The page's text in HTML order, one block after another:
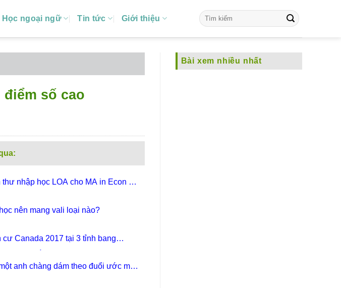
Học ngoại ngữ Tin tức Giới thiệu
số cao
thư nhập học LOA cho MA in Econ ở
nên mang vali loại nào?
cư Canada 2017 tại 3 tỉnh bang
anh chàng dám theo đuổi ước mơ
Bài xem nhiều nhất